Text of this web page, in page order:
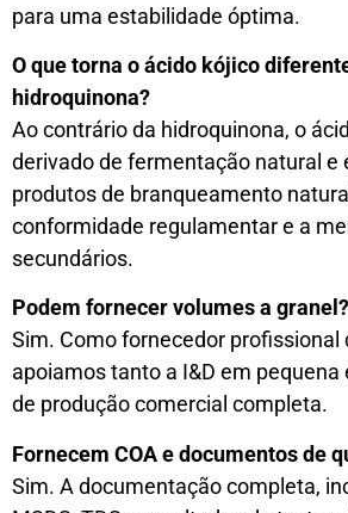
para uma estabilidade óptima.
O que torna o ácido kójico
hidroquinona?
Ao contrário da hidroquinona, o
derivado de fermentação natural e
produtos de branqueamento
conformidade regulamentar e a
secundários.
Podem fornecer volumes a granel?
Sim. Como fornecedor profissional
apoiamos tanto a I&D em
de produção comercial completa.
Fornecem COA e documentos de
Sim. A documentação completa,